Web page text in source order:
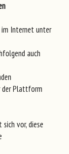
Internet unter
auch
der Plattform
vor, diese